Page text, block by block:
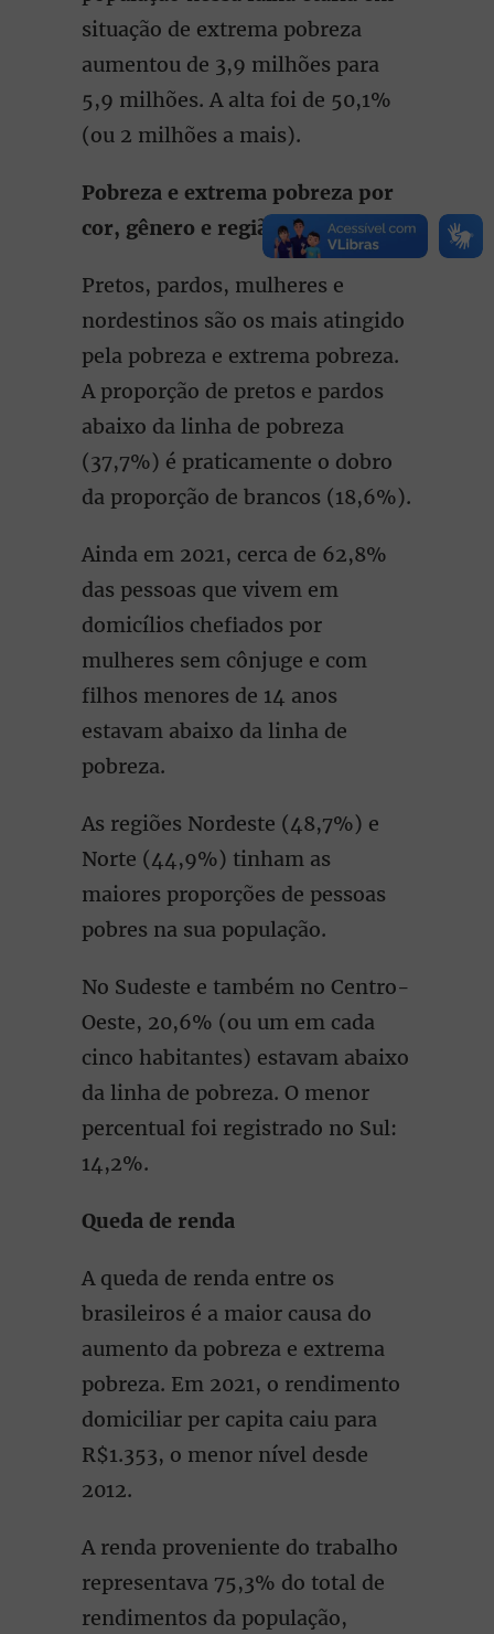
situação de extrema pobreza
aumentou de 3,9 milhões para
5,9 milhões. A alta foi de 50,1%
(ou 2 milhões a mais).
Pobreza e extrema pobreza por
cor, gênero e região
Pretos, pardos, mulheres e
nordestinos são os mais atingido
pela pobreza e extrema pobreza.
A proporção de pretos e pardos
abaixo da linha de pobreza
(37,7%) é praticamente o dobro
da proporção de brancos (18,6%).
Ainda em 2021, cerca de 62,8%
das pessoas que vivem em
domicílios chefiados por
mulheres sem cônjuge e com
filhos menores de 14 anos
estavam abaixo da linha de
pobreza.
As regiões Nordeste (48,7%) e
Norte (44,9%) tinham as
maiores proporções de pessoas
pobres na sua população.
No Sudeste e também no Centro-
Oeste, 20,6% (ou um em cada
cinco habitantes) estavam abaixo
da linha de pobreza. O menor
percentual foi registrado no Sul:
14,2%.
Queda de renda
A queda de renda entre os
brasileiros é a maior causa do
aumento da pobreza e extrema
pobreza. Em 2021, o rendimento
domiciliar per capita caiu para
R$1.353, o menor nível desde
2012.
A renda proveniente do trabalho
representava 75,3% do total de
rendimentos da população,